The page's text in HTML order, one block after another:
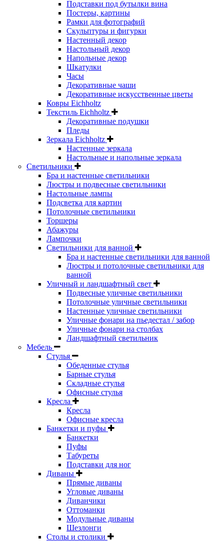
Подставки под бутылки вина
Постеры, картины
Рамки для фотографий
Скульптуры и фигурки
Настенный декор
Настольный декор
Напольные декор
Шкатулки
Часы
Декоративные чаши
Декоративные искусственные цветы
Ковры Eichholtz
Текстиль Eichholtz
Декоративные подушки
Пледы
Зеркала Eichholtz
Настенные зеркала
Настольные и напольные зеркала
Светильники
Бра и настенные светильники
Люстры и подвесные светильники
Настольные лампы
Подсветка для картин
Потолочные светильники
Торшеры
Абажуры
Лампочки
Светильники для ванной
Бра и настенные светильники для ванной
Люстры и потолочные светильники для
ванной
Уличный и ландшафтный свет
Подвесные уличные светильники
Потолочные уличные светильники
Настенные уличные светильники
Уличные фонари на пьедестал / забор
Уличные фонари на столбах
Ландшафтный светильник
Мебель
Стулья
Обеденные стулья
Барные стулья
Складные стулья
Офисные стулья
Кресла
Кресла
Офисные кресла
Банкетки и пуфы
Банкетки
Пуфы
Табуреты
Подставки для ног
Диваны
Прямые диваны
Угловые диваны
Диванчики
Оттоманки
Модульные диваны
Шезлонги
Столы и столики